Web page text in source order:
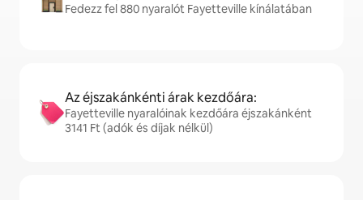
Fedezz fel 880 nyaralót Fayetteville kínálatában
Az éjszakánkénti árak kezdőára:
Fayetteville nyaralóinak kezdőára éjszakánként
3141 Ft (adók és díjak nélkül)